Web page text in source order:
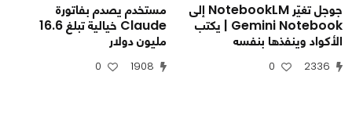
جوجل تغيّر NotebookLM إلى
Gemini Notebook | يكتب
الأكواد وينفذها بنفسه
2336
0
مستخدم يصدم بفاتورة
Claude خيالية تبلغ 16.6
مليون دولار
1908
0